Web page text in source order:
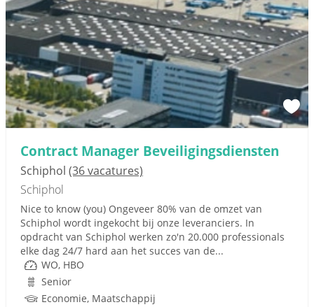
Contract Manager Beveiligingsdiensten
Schiphol (36 vacatures)
Schiphol
Nice to know (you) Ongeveer 80% van de omzet van
Schiphol wordt ingekocht bij onze leveranciers. In
opdracht van Schiphol werken zo'n 20.000 professionals
elke dag 24/7 hard aan het succes van de...
WO, HBO
Senior
Economie, Maatschappij